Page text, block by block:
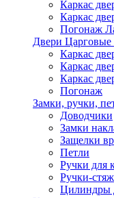
Каркас
Каркас
Погонаж
Двери
Каркас
Каркас
Каркас
Погонаж
Замки, ручки,
Доводчики
Замки
Защелки
Петли
Ручки для
Ручки-стяж
Цилиндры